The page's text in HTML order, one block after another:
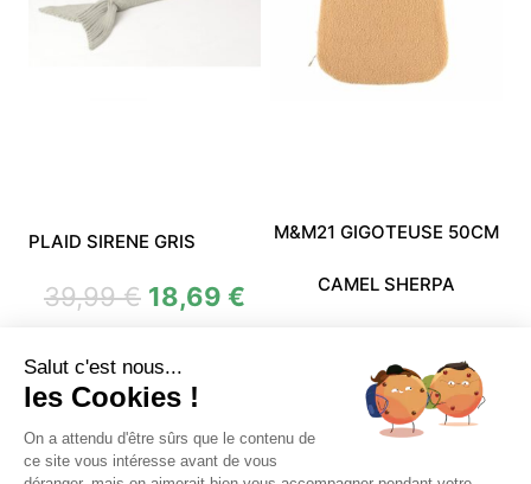
PLAID SIRENE GRIS
39,99€ 18,69 €
M&M21 GIGOTEUSE 50CM
CAMEL SHERPA
€ 25,39€
Salut c'est nous...
les Cookies !
On a attendu d'être sûrs que le contenu de
ce site vous intéresse avant de vous